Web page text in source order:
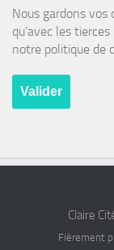
Nous gardons vos
qu’avec les
notre politique de
Claire
Fièrement